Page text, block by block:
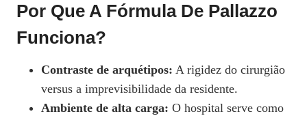
Por Que A Fórmula De Pallazzo
Funciona?
Contraste de arquétipos: A rigidez do cirurgião
versus a imprevisibilidade da residente.
Ambiente de alta carga: O hospital serve como